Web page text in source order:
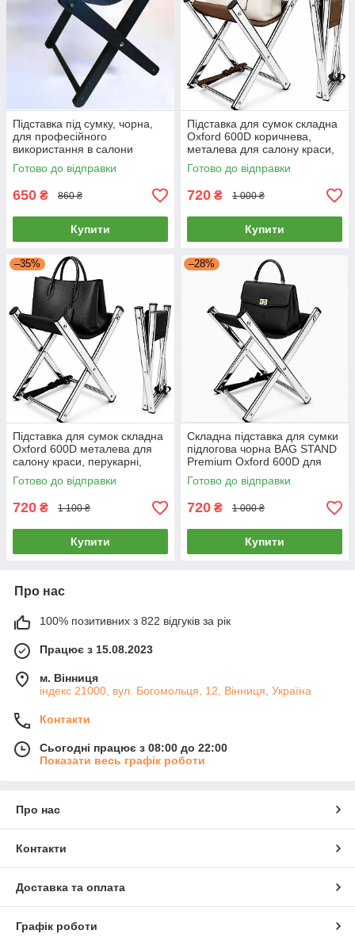
Підставка під сумку, чорна,
для професійного
використання в салони
краси, косметологію
Готово до відправки
650 ₴ 860 ₴
Купити
Підставка для сумок складна
Oxford 600D коричнева,
металева для салону краси,
перукарні, манікюру, офісу
Готово до відправки
720 ₴ 1 000 ₴
Купити
–35%
Підставка для сумок складна
Oxford 600D металева для
салону краси, перукарні,
манікюру, офісу
Готово до відправки
720 ₴ 1 100 ₴
Купити
–28%
Складна підставка для сумки
підлогова чорна BAG STAND
Premium Oxford 600D для
салону краси, перукарні,
манікюру та офісу
Готово до відправки
720 ₴ 1 000 ₴
Купити
Про нас
100% позитивних з 822 відгуків за рік
Працює з 15.08.2023
м. Вінниця
індекс 21000, вул. Богомольця, 12, Вінниця, Україна
Контакти
Сьогодні працює з 08:00 до 22:00
Показати весь графік роботи
Про нас
Контакти
Доставка та оплата
Графік роботи